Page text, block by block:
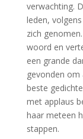
verwachting.
leden,
zich
woord en
een grande
gevonden
beste
met applaus
haar meteen
stappen.